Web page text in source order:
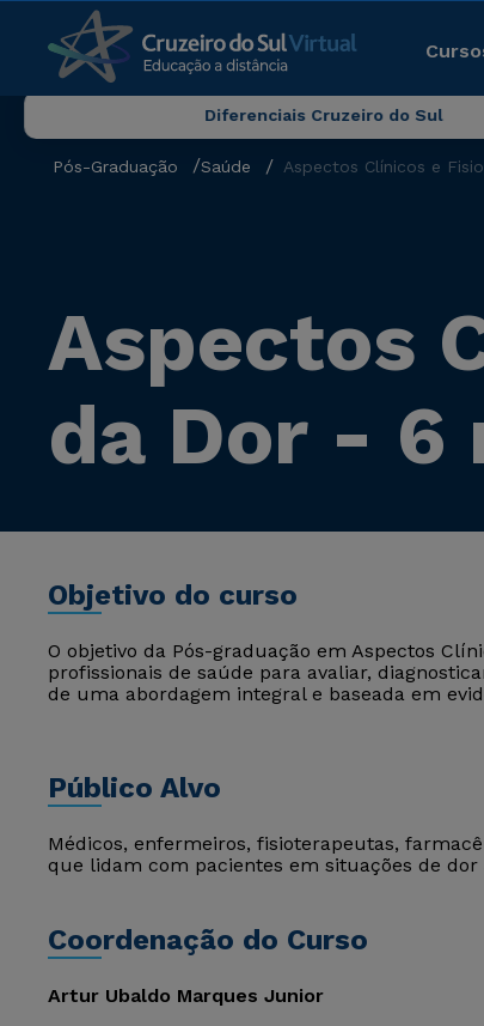
Diferenciais Cruzeiro do Sul
Pós-Graduação Saúde Aspectos Clínicos e
Aspectos
da Dor - 6
Objetivo do curso
O objetivo da Pós-graduação em Aspectos
profissionais de saúde para avaliar,
de uma abordagem integral e baseada em
Público Alvo
Médicos, enfermeiros, fisioterapeutas,
que lidam com pacientes em situações de dor
Coordenação do Curso
Artur Ubaldo Marques Junior